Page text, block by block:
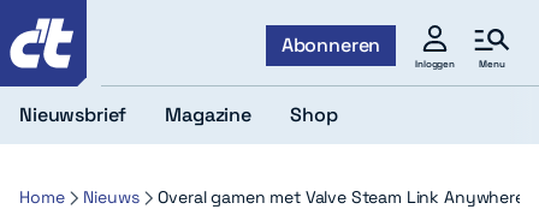
Abonneren
Inloggen Menu
Nieuwsbrief Magazine Shop
Home Nieuws Overal gamen met Valve Steam Link Anywhere